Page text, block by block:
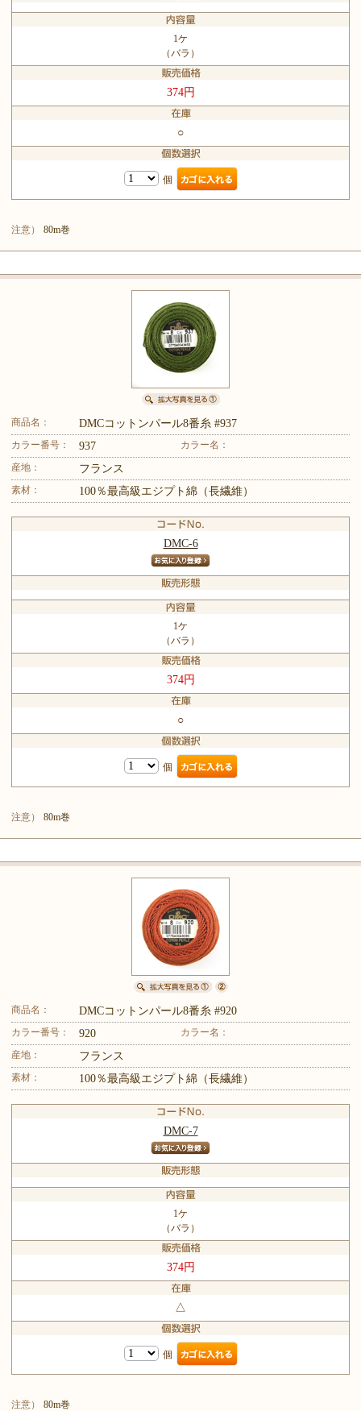
1ケ
（バラ）
374円
○
個
注意） 80m巻
商品名： DMCコットンパール8番糸 #937
カラー番号： 937
カラー名：
産地：
フランス
素材： 100％最高級エジプト綿（長繊維）
DMC-6
1ケ
（バラ）
374円
○
個
注意） 80m巻
商品名： DMCコットンパール8番糸 #920
カラー番号： 920
カラー名：
産地：
フランス
素材： 100％最高級エジプト綿（長繊維）
DMC-7
1ケ
（バラ）
374円
△
個
注意） 80m巻